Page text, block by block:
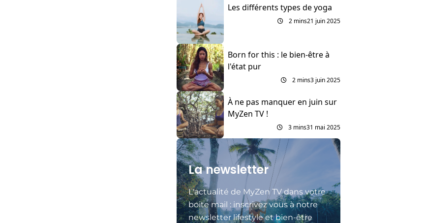
Les différents types de yoga
2 mins21 juin 2025
Born for this : le bien-être à
l'état pur
2 mins3 juin 2025
À ne pas manquer en juin sur
MyZen TV !
3 mins31 mai 2025
La newsletter
L'actualité de MyZen TV dans votre
boite mail : inscrivez vous à notre
newsletter lifestyle et bien-être